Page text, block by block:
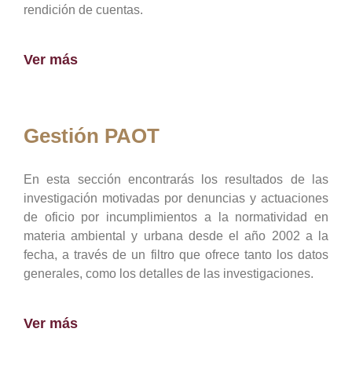
rendición de cuentas.
Ver más
Gestión PAOT
En esta sección encontrarás los resultados de las
investigación motivadas por denuncias y actuaciones
de oficio por incumplimientos a la normatividad en
materia ambiental y urbana desde el año 2002 a la
fecha, a través de un filtro que ofrece tanto los datos
generales, como los detalles de las investigaciones.
Ver más